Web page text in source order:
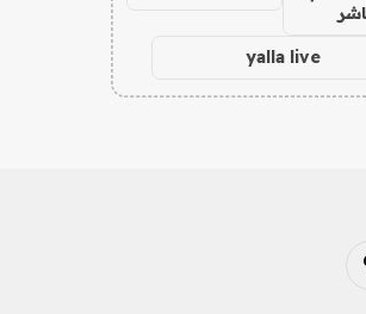
yalla live